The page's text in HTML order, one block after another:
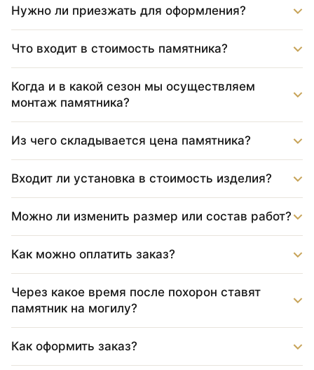
Нужно ли приезжать для оформления?
Что входит в стоимость памятника?
Когда и в какой сезон мы осуществляем
монтаж памятника?
Из чего складывается цена памятника?
Входит ли установка в стоимость изделия?
Можно ли изменить размер или состав работ?
Как можно оплатить заказ?
Через какое время после похорон ставят
памятник на могилу?
Как оформить заказ?